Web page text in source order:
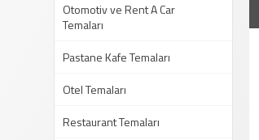
Otomotiv ve Rent A Car
Temaları
Pastane Kafe Temaları
Otel Temaları
Restaurant Temaları